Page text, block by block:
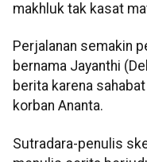
makhluk tak kasat
Perjalanan semakin
bernama Jayanthi
berita karena
korban Ananta.
Sutradara-penulis